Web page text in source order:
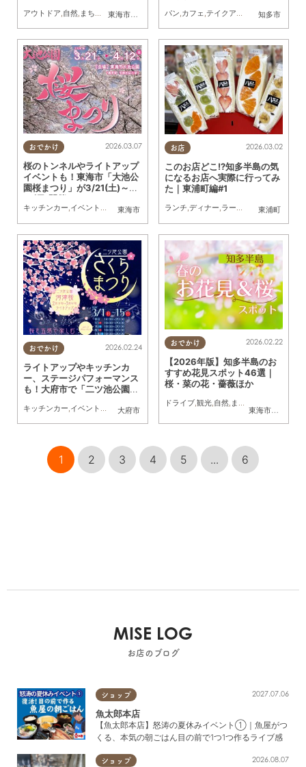
東海市
,大府市 知多市,東浦町,阿久比町,半田市,常滑市
アウトドア 自然 まちネタ ,親子,ペット 公園 知多市
パン カフェ テイクアウト イベント
おでかけ
東海市
2026.03.07
桜のトンネルやライトアップ
イベントも！東海市「大池公
園桜まつり」が3/21(土)～4/
12(日)開催
キッチンカー イベント ,季節ネタ 夫婦,家族,カップル,友人
お店
東浦町
2026.03.02
このお店どこ!?知多半島の気
になるお店へ実際に行ってみ
た｜東浦町編#1
ランチ,ディナー,ラーメン カフェ,スイー
おでかけ
大府市
2026.02.24
ライトアップやキッチンカ
ー、ステージパフォーマンス
も！大府市で「二ツ池公園さ
(日)開催
キッチンカー,イベント ,観光 ,自然,KURUTOHP 桜
おでかけ
東海市大府市
2026.02.22
【2026年版】知多半島のお
すすめ花見スポット46選｜
桜・菜の花・薔薇ほか
ドライブ,観光,自然, まちネタ
1 2 3 4 5 ... 6
MISE LOG
お店のブログ
ショップ 2027.07.06
魚太郎本店
【魚太郎本店】怒涛の夏休みイベント①｜魚屋がつ
くる、本気の朝ごはん目の前で1つ1つ作るライブ感
ショップ 2026.08.07